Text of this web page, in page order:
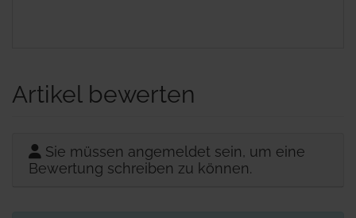
Artikel bewerten
Sie müssen angemeldet sein, um eine
Bewertung schreiben zu können.